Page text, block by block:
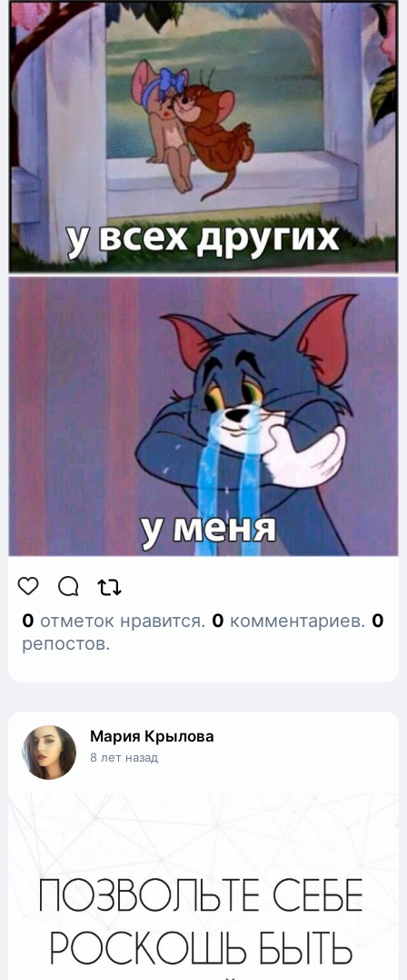
0 отметок нравится. 0 комментариев. 0
репостов.
Мария Крылова
8 лет назад